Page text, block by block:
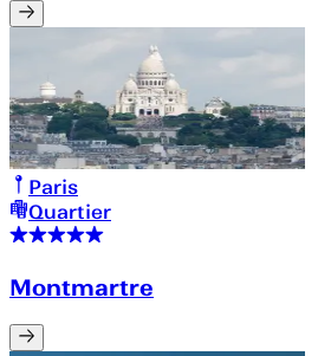
Paris
Quartier
Montmartre